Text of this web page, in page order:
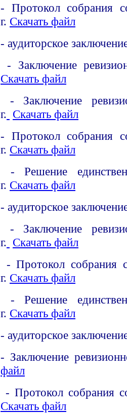
- Протокол собрания
г. Скачать файл
- аудиторское
- Заключение
Скачать файл
- Заключение
г. Скачать файл
- Протокол собрания
г. Скачать файл
- Решение
г. Скачать файл
- аудиторское
- Заключение
г. Скачать файл
-Протокол собрания
г. Скачать файл
- Решение
г. Скачать файл
- аудиторское
- Заключение
файл
- Протокол собрания
Скачать файл